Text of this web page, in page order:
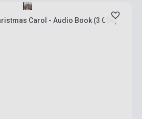
Charles Dickens: A Christmas Carol - Audio Book (3 CDs)